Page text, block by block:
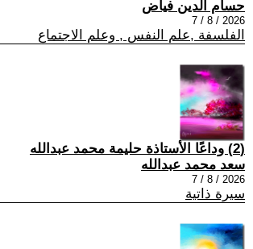
حسام الدين فياض
2026 / 8 / 7
الفلسفة ,علم النفس , وعلم الاجتماع
(2) وداعًا الأستاذة حليمة محمد عبدالله
سعد محمد عبدالله
2026 / 8 / 7
سيرة ذاتية